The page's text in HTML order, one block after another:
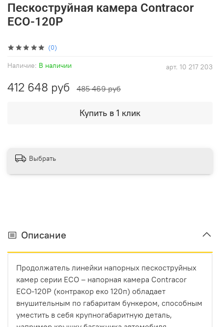
(0)
арт. 10 217 203
Наличие: В наличии
Пескоструйная камера Contracor
ECO-120P
412 648 руб 485 469 руб
Купить в 1 клик
Выбрать
Описание
Продолжатель линейки напорных пескоструйных
камер серии ECO – напорная камера Contracor
ECO-120P (контракор еко 120п) обладает
внушительным по габаритам бункером, способным
уместить в себя крупногабаритную деталь,